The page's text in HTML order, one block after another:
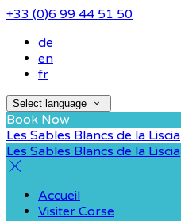
+33 (0)6 99 44 51 50
de
en
fr
Select language
Book Now
Les Sables Blancs de la Liscia
Les Sables Blancs de la Liscia
Accueil
Visiter Corse